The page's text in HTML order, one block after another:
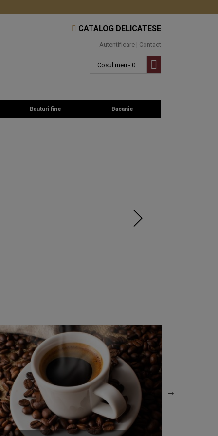
CATALOG DELICATESE
Autentificare | Contact
Cosul meu - 0
Bauturi fine Bacanie